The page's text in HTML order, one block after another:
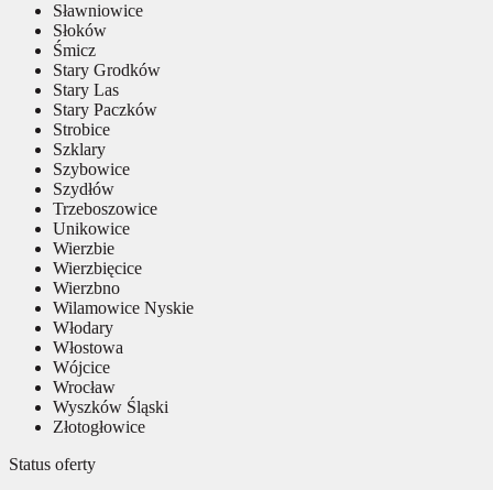
Sławniowice
Słoków
Śmicz
Stary Grodków
Stary Las
Stary Paczków
Strobice
Szklary
Szybowice
Szydłów
Trzeboszowice
Unikowice
Wierzbie
Wierzbięcice
Wierzbno
Wilamowice Nyskie
Włodary
Włostowa
Wójcice
Wrocław
Wyszków Śląski
Złotogłowice
Status oferty